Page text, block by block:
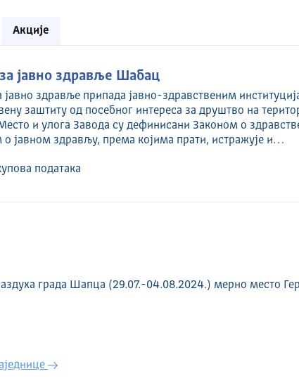
Акције
јавно здравље Шабац
јавно здравље припада јавно-здравственим
заштиту од посебног интереса за друштво на
и улога Завода су дефинисани Законом о
о јавном здрављу, према којима прати, истражује и…
података
града Шапца (29.07.-04.08.2024.) мерно место